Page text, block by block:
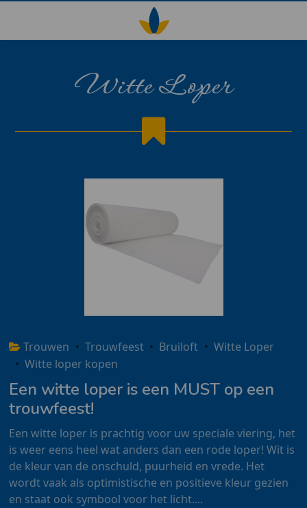
Witte Loper
Trouwen • Trouwfeest • Bruiloft • Witte Loper
• Witte loper kopen
Een witte loper is een MUST op een
trouwfeest!
Een witte loper is prachtig voor uw speciale viering, het
is weer eens heel wat anders dan een rode loper! Wit is
de kleur van de onschuld, puurheid en vrede. Het
wordt vaak als optimistische en positieve kleur gezien
en staat ook symbool voor het licht....